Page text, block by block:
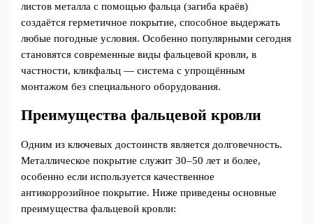
листов металла с помощью фальца (загиба краёв)
создаётся герметичное покрытие, способное выдержать
любые погодные условия. Особенно популярными сегодня
становятся современные виды фальцевой кровли, в
частности, кликфальц — система с упрощённым
монтажом без специального оборудования.
Преимущества фальцевой кровли
Одним из ключевых достоинств является долговечность.
Металлическое покрытие служит 30–50 лет и более,
особенно если используется качественное
антикоррозийное покрытие. Ниже приведены основные
преимущества фальцевой кровли: